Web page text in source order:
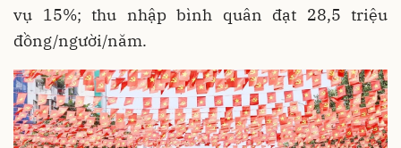
vụ 15%; thu nhập bình quân đạt 28,5 triệu
đồng/người/năm.